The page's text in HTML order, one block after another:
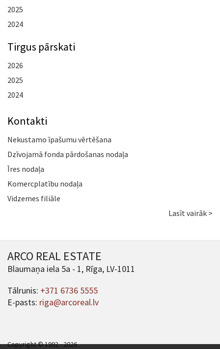
2025
2024
Tirgus pārskati
2026
2025
2024
Kontakti
Nekustamo īpašumu vērtēšana
Dzīvojamā fonda pārdošanas nodaļa
Īres nodaļa
Komercplatību nodaļa
Vidzemes filiāle
Lasīt vairāk >
ARCO REAL ESTATE
Blaumaņa iela 5a - 1, Rīga, LV-1011
Tālrunis: +371 6736 5555
E-pasts: riga@arcoreal.lv
Copyright © 1992 - 2026